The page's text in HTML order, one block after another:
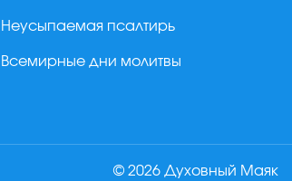
Неусыпаемая псалтирь
Всемирные дни молитвы
© 2026 Духовный Маяк